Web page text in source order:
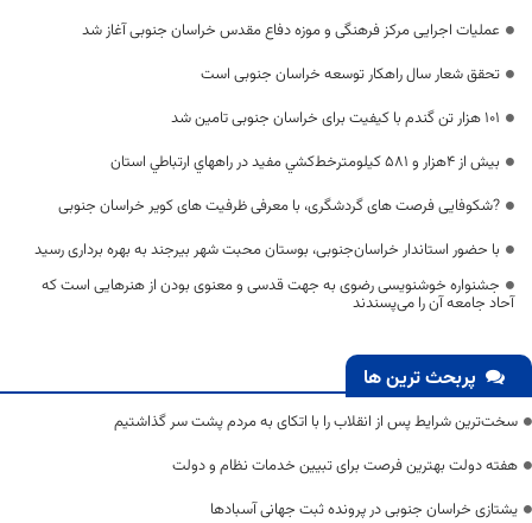
عملیات اجرایی مرکز فرهنگی و موزه دفاع مقدس خراسان جنوبی آغاز شد
تحقق شعار سال راهکار توسعه خراسان جنوبی است
۱۰۱ هزار تن گندم با کیفیت برای خراسان جنوبی تامین شد
بيش از 4هزار و 581 كيلومترخط‌كشي مفید در راههاي ارتباطي استان
?شکوفایی فرصت های گردشگری، با معرفی ظرفیت های کویر خراسان جنوبی
با حضور استاندار خراسان‌جنوبی، بوستان محبت شهر بیرجند به بهره برداری رسید
جشنواره خوشنویسی رضوی به جهت قدسی و معنوی بودن از هنرهایی است که
آحاد جامعه آن را می‌پسندند
پربحث ترین ها
سخت‌ترین شرایط پس از انقلاب را با اتکای به مردم پشت سر گذاشتیم
هفته دولت بهترین فرصت برای تبیین خدمات نظام و دولت
یشتازی خراسان جنوبی در پرونده ثبت جهانی آسبادها